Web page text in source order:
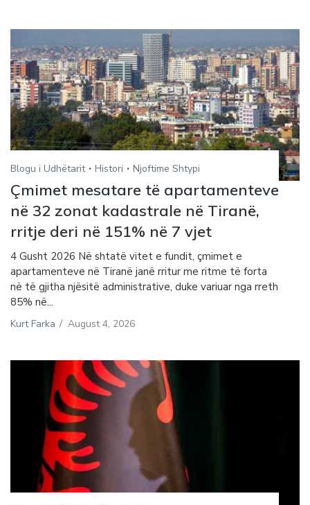
Blogu i Udhëtarit Histori Njoftime Shtypi
Çmimet mesatare të apartamenteve
në 32 zonat kadastrale në Tiranë,
rritje deri në 151% në 7 vjet
4 Gusht 2026 Në shtatë vitet e fundit, çmimet e
apartamenteve në Tiranë janë rritur me ritme të forta
në të gjitha njësitë administrative, duke variuar nga rreth
85% në...
Kurt Farka / August 4, 2026